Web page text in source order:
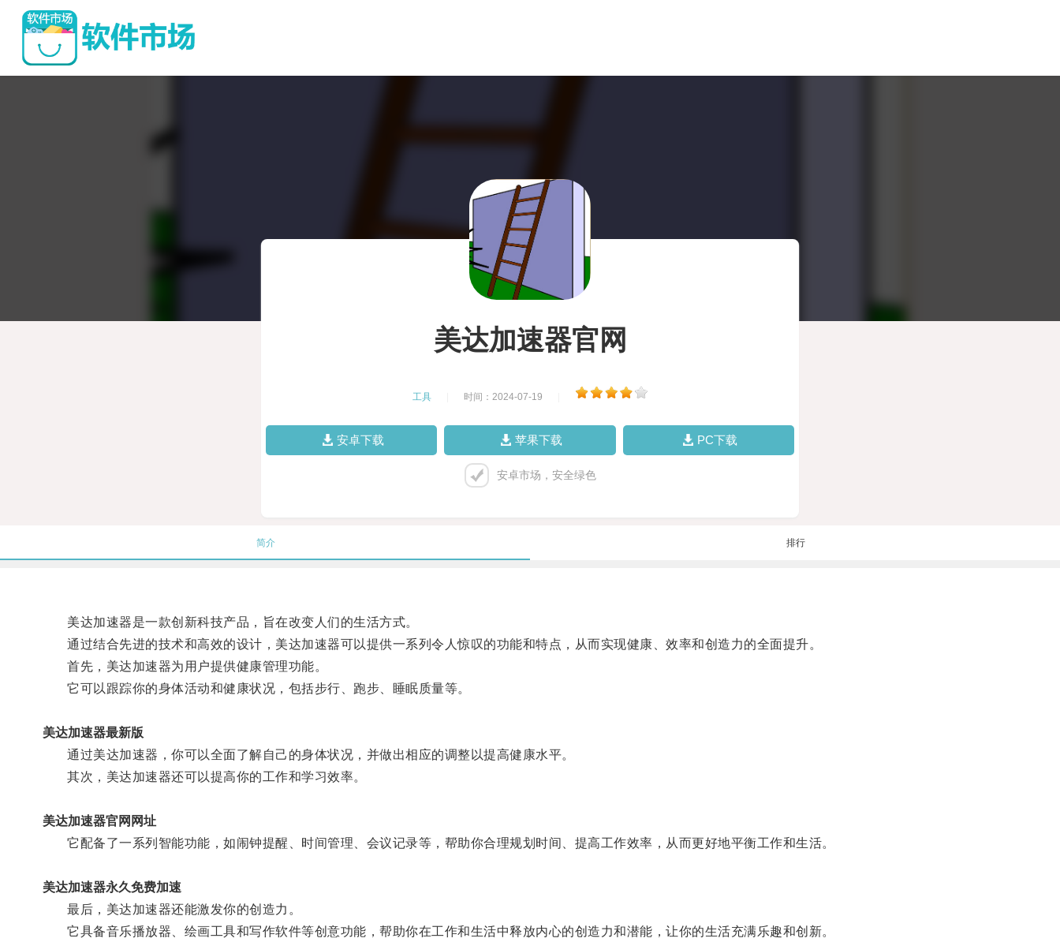
美达加速器官网
工具 时间：2024-07-19
安卓下载 苹果下载 PC下载
安卓市场，安全绿色
简介 排行
美达加速器是一款创新科技产品，旨在改变人们的生活方式。
通过结合先进的技术和高效的设计，美达加速器可以提供一系列令人惊叹的功能和特点，从而实现健康、效率和创造力的全面提升。
首先，美达加速器为用户提供健康管理功能。
它可以跟踪你的身体活动和健康状况，包括步行、跑步、睡眠质量等。
美达加速器最新版
通过美达加速器，你可以全面了解自己的身体状况，并做出相应的调整以提高健康水平。
其次，美达加速器还可以提高你的工作和学习效率。
美达加速器官网网址
它配备了一系列智能功能，如闹钟提醒、时间管理、会议记录等，帮助你合理规划时间、提高工作效率，从而更好地平衡工作和生活。
美达加速器永久免费加速
最后，美达加速器还能激发你的创造力。
它具备音乐播放器、绘画工具和写作软件等创意功能，帮助你在工作和生活中释放内心的创造力和潜能，让你的生活充满乐趣和创新。